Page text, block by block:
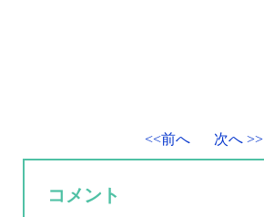
<<前へ 次へ >>
コメント